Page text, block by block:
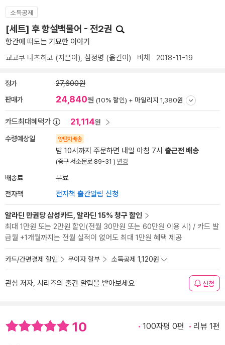
소득공제
[세트] 후 항설백물어 - 전2권
항간에 떠도는 기묘한 이야기
교고쿠 나츠히코 (지은이), 심정명 (옮긴이) 비채 2018-11-19
정가 27,600원
판매가 24,840원 (10% 할인) + 마일리지 1,380원
카드최대혜택가 21,114원
수령예상일 양탄자배송
밤 10시까지 주문하면 내일 아침 7시 출근전 배송
(중구 서소문로 89-31 ) 변경
배송료 무료
전자책 전자책 출간알림 신청
알라딘 만권당 삼성카드, 알라딘 15% 청구 할인
최대 1만원 또는 2만원 할인(전월 30만원 또는 60만원 이용 시) / 카드 발
급월 +1개월까지는 전월 실적이 없어도 최대 1만원 혜택 제공
카드/간편결제 할인 무이자 할부 소득공제 1,120원
관심 저자, 시리즈의 출간 알림을 받아보세요 신청
10 100자평 0편 리뷰 1편